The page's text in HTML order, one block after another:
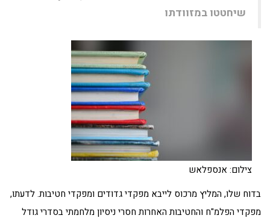
שיחטטו במזוודתו
צילום: אנספלאש
בדוח שלו, המליץ מרכוס לייבא מפקדי גדודים ומפקדי חטיבות. לדעתו,
מפקדי הפלמ"ח והחטיבות האחרות חסרי ניסיון מלחמתי בסדרי גודל